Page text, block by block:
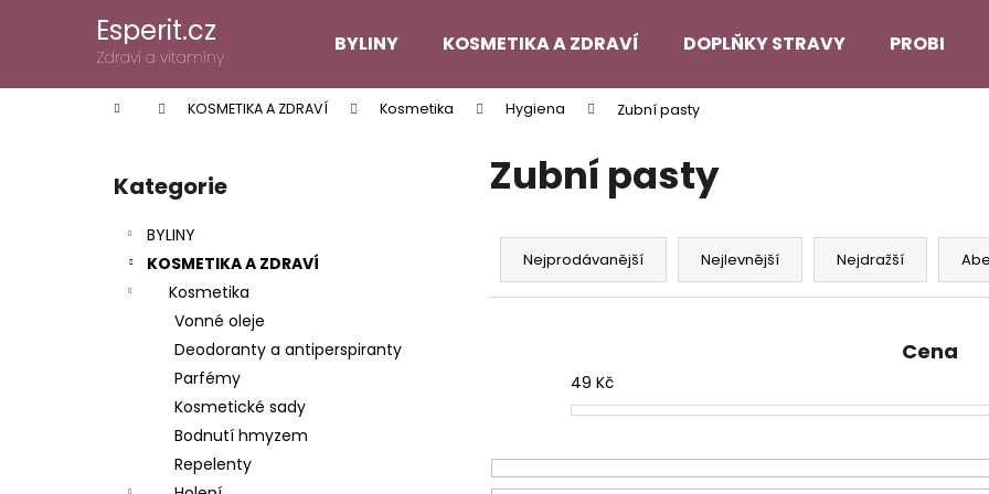
Esperit.cz
Zdraví a vitamíny
BYLINY KOSMETIKA A ZDRAVÍ DOPLŇKY STRAVY
Domů KOSMETIKA A ZDRAVÍ Kosmetika Hygiena Zubní pasty
Přeskočit
kategorie
Kategorie
BYLINY
KOSMETIKA A ZDRAVÍ
Kosmetika
Vonné oleje
Deodoranty a antiperspiranty
Parfémy
Kosmetické sady
Bodnutí hmyzem
Repelenty
Zubní pasty
Ř
z
o
Nejprodávanější Nejlevnější Nejdražší
Cena
49 Kč
í
Zpět
do
Zpět
do
Co potřebujete najít?
Doporučujeme